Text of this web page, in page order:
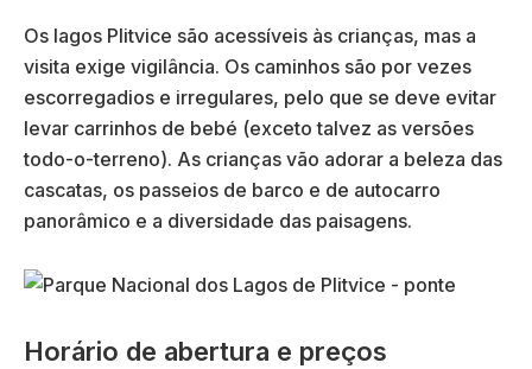
Os lagos Plitvice são acessíveis às crianças, mas a
visita exige vigilância. Os caminhos são por vezes
escorregadios e irregulares, pelo que se deve evitar
levar carrinhos de bebé (exceto talvez as versões
todo-o-terreno). As crianças vão adorar a beleza das
cascatas, os passeios de barco e de autocarro
panorâmico e a diversidade das paisagens.
Horário de abertura e preços